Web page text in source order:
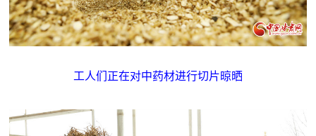
工人们正在对中药材进行切片晾晒